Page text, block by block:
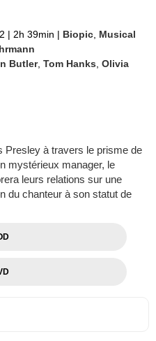
| 2h 39min | Biopic Musical
Butler,Tom Hanks ,Olivia
à travers le prisme de
mystérieux manager, le
leurs relations sur une
du chanteur à son statut de